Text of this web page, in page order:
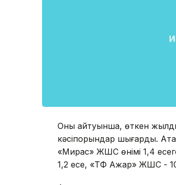
Оның айтуынша, өткен
кәсіпорындар шығарды.
«Мирас» ЖШС өнімі 1,4
1,2 есе, «ТФ Ажар» ЖШС -